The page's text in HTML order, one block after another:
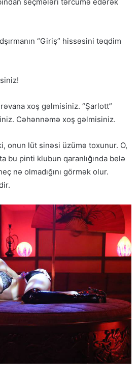
“Giriş” hissəsini təqdim
xoş gəlmisiniz. “Şarlott”
Cəhənnəmə xoş gəlmisiniz.
onun lüt sinəsi üzümə toxunur. O,
bu pinti klubun qaranlığında belə
nə olmadığını görmək olur.